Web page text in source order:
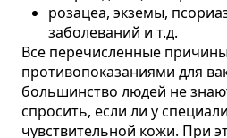
розацеа, экземы,
заболеваний и т.д.
Все перечисленные
противопоказаниями для
большинство людей не
спросить, если ли у
чувствительной кожи. При